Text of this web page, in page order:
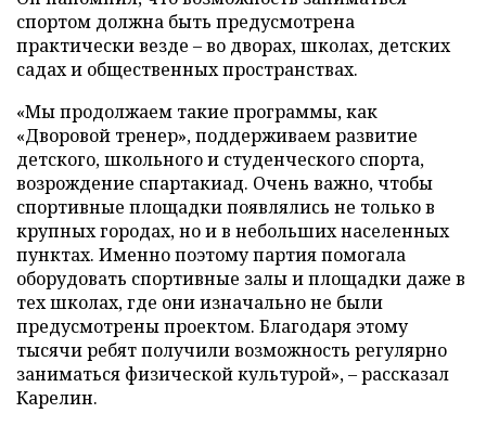
спортом должна быть предусмотрена
практически везде – во дворах, школах, детских
садах и общественных пространствах.
«Мы продолжаем такие программы, как
«Дворовой тренер», поддерживаем развитие
детского, школьного и студенческого спорта,
возрождение спартакиад. Очень важно, чтобы
спортивные площадки появлялись не только в
крупных городах, но и в небольших населенных
пунктах. Именно поэтому партия помогала
оборудовать спортивные залы и площадки даже в
тех школах, где они изначально не были
предусмотрены проектом. Благодаря этому
тысячи ребят получили возможность регулярно
заниматься физической культурой», – рассказал
Карелин.